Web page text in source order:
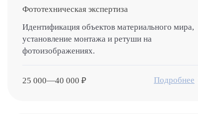
Фототехническая экспертиза
Идентификация объектов материального мира,
установление монтажа и ретуши на
фотоизображениях.
25 000—40 000 ₽ Подробнее